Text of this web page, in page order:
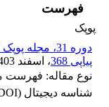
فهرست
پوپک
پیاپی 368
، اسفند 1403
نوع مقاله: فهرست
شناسه دیجیتال (DOI):